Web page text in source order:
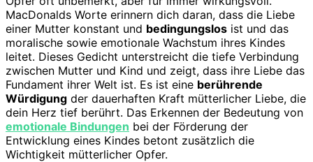
MacDonalds Worte erinnern dich daran, dass die Liebe
einer Mutter konstant und bedingungslos ist und das
moralische sowie emotionale Wachstum ihres Kindes
leitet. Dieses Gedicht unterstreicht die tiefe Verbindung
zwischen Mutter und Kind und zeigt, dass ihre Liebe das
Fundament ihrer Welt ist. Es ist eine berührende
Würdigung der dauerhaften Kraft mütterlicher Liebe, die
dein Herz tief berührt. Das Erkennen der Bedeutung von
emotionale Bindungen bei der Förderung der
Entwicklung eines Kindes betont zusätzlich die
Wichtigkeit mütterlicher Opfer.